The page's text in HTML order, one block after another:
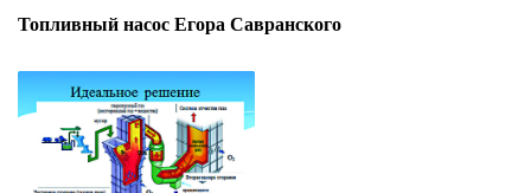
Топливный насос Егора Савранского